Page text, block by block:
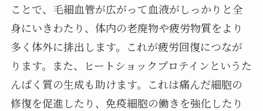
ことで、毛細血管が広がって血液がしっかりと全
身にいきわたり、体内の老廃物や疲労物質をより
多く体外に排出します。これが疲労回復につなが
ります。また、ヒートショックプロテインというた
んぱく質の生成も助けます。これは痛んだ細胞の
修復を促進したり、免疫細胞の働きを強化したり